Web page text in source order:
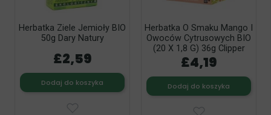
Herbatka Ziele Jemioły BIO
50g Dary Natury
£2,59
Dodaj do koszyka
Herbatka O Smaku Mango I
Owoców Cytrusowych BIO
(20 X 1,8 G) 36g Clipper
£4,19
Dodaj do koszyka